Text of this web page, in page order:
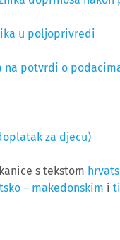
u poljoprivredi
potvrdi o
za djecu)
s tekstom
– makedonskim i